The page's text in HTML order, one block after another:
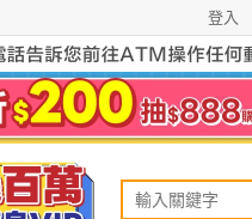
登入